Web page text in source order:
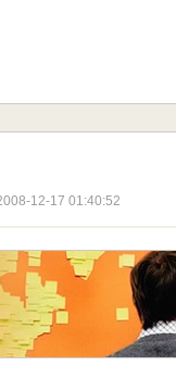
12-17 01:40:52